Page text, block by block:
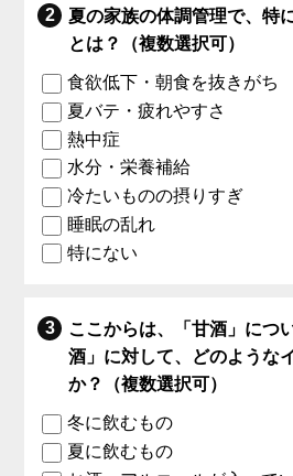
夏の家族の体調管理で、特
とは？（複数選択可）
食欲低下・朝食を抜きがち
夏バテ・疲れやすさ
熱中症
水分・栄養補給
冷たいものの摂りすぎ
睡眠の乱れ
特にない
ここからは、「甘酒」につ
酒」に対して、どのような
か？（複数選択可）
冬に飲むもの
夏に飲むもの